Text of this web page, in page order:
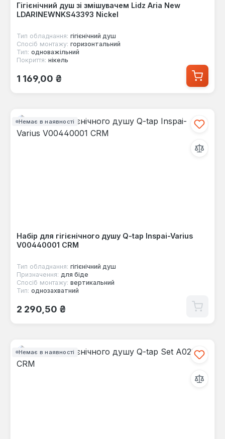
Гігієнічний душ зі змішувачем Lidz Aria New
LDARINEWNKS43393 Nickel
Тип обладнання: гігієнічний душ
Спосіб монтажу: горизонтальний
Тип: одноважільний
Покриття: нікель
Звичайна ціна:
1 169,00 ₴
Немає в наявності
Набір для гігієнічного душу Q-tap Inspai-Varius
V00440001 CRM
Тип обладнання: гігієнічний душ
Призначення: для біде
Спосіб монтажу: вертикальний
Тип: однозахватний
Звичайна ціна:
2 290,50 ₴
Немає в наявності